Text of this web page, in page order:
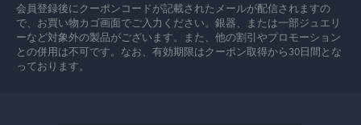
会員登録後にクーポンコードが記載されたメールが配信されますの
で、お買い物カゴ画面でご入力ください。銀器、または一部ジュエリ
ーなど対象外の製品がございます。また、他の割引やプロモーション
との併用は不可です。なお、有効期限はクーポン取得から30日間とな
っております。